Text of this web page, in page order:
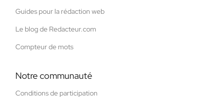
Guides pour la rédaction web
Le blog de Redacteur.com
Compteur de mots
Notre communauté
Conditions de participation